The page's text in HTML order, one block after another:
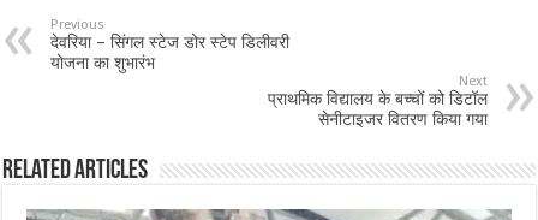
Previous
देवरिया – सिंगल स्टेज डोर स्टेप डिलीवरी
योजना का शुभारंभ
Next
प्राथमिक विद्यालय के बच्चों को डिटॉल
सेनीटाइजर वितरण किया गया
Related Articles